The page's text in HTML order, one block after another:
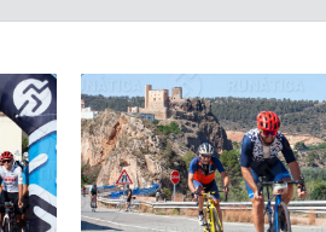
20